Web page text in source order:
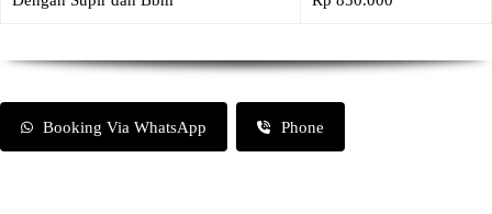
Booking Via WhatsApp Phone